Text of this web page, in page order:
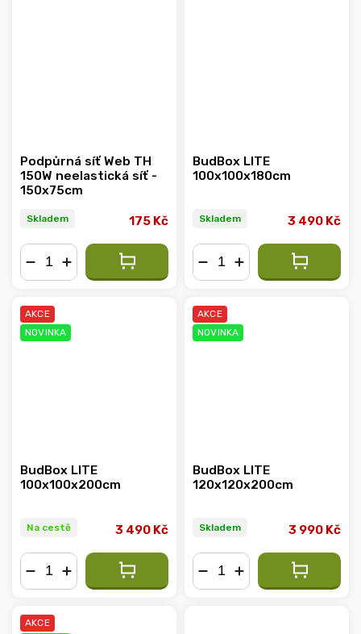
Podpůrná síť Web TH
150W neelastická síť -
150x75cm
Skladem 175 Kč
BudBox LITE
100x100x180cm
Skladem 3 490 Kč
AKCE
NOVINKA
BudBox LITE
100x100x200cm
Na cestě 3 490 Kč
AKCE
NOVINKA
BudBox LITE
120x120x200cm
Skladem 3 990 Kč
AKCE